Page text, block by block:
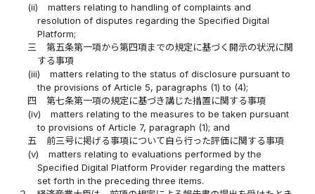
(ii)
matters relating to handling of complaints and
resolution of disputes regarding the Specified Digital
Platform;
三
第五条第一項から第四項までの規定に基づく開示の状況に関
する事項
(iii)
matters relating to the status of disclosure pursuant to
the provisions of Article 5, paragraphs (1) to (4);
四
第七条第一項の規定に基づき講じた措置に関する事項
(iv)
matters relating to the measures to be taken pursuant
to provisions of Article 7, paragraph (1); and
五
前三号に掲げる事項について自ら行った評価に関する事項
(v)
matters relating to evaluations performed by the
Specified Digital Platform Provider regarding the matters
set forth in the preceding three items.